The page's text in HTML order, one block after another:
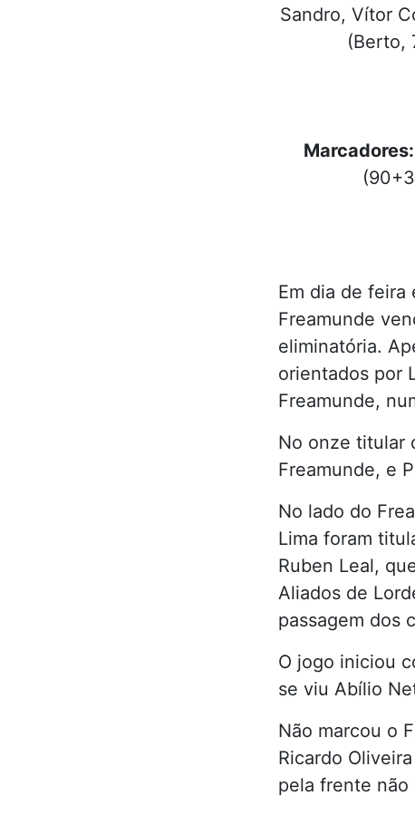
Sandro, Vítor
(Berto,
Marcadores:
Em dia de feira
Freamunde
eliminatória.
orientados por
Freamunde,
No onze titular
Freamunde, e
No lado do
Lima foram
Ruben Leal,
Aliados de
passagem dos
O jogo iniciou
se viu Abílio
Não marcou o
Ricardo
pela frente não